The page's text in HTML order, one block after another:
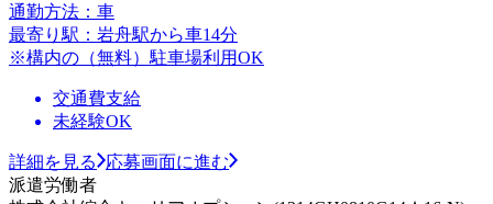
通勤方法：車
最寄り駅：岩舟駅から車14分
※構内の（無料）駐車場利用OK
交通費支給
未経験OK
詳細を見る
応募画面に進む
派遣労働者